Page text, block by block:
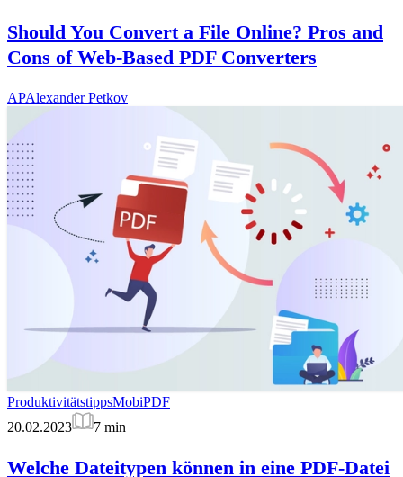
Should You Convert a File Online? Pros and
Cons of Web-Based PDF Converters
APAlexander Petkov
ProduktivitätstippsMobiPDF
20.02.2023
7 min
Welche Dateitypen können in eine PDF-Datei